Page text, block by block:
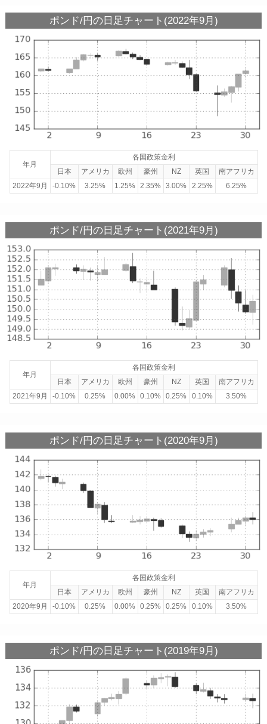
ポンド/円の日足チャート(2022年9月)
年月
各国政策金利
日本
アメリカ 欧州 豪州 NZ 英国
南アフリカ
2022年9月
-0.10% 3.25% 1.25% 2.35% 3.00% 2.25% 6.25%
ポンド/円の日足チャート(2021年9月)
年月
各国政策金利
日本
アメリカ 欧州 豪州 NZ 英国
南アフリカ
2021年9月
-0.10% 0.25% 0.00% 0.10% 0.25% 0.10% 3.50%
ポンド/円の日足チャート(2020年9月)
年月
各国政策金利
日本
アメリカ 欧州 豪州 NZ 英国
南アフリカ
2020年9月
-0.10% 0.25% 0.00% 0.25% 0.25% 0.10% 3.50%
ポンド/円の日足チャート(2019年9月)